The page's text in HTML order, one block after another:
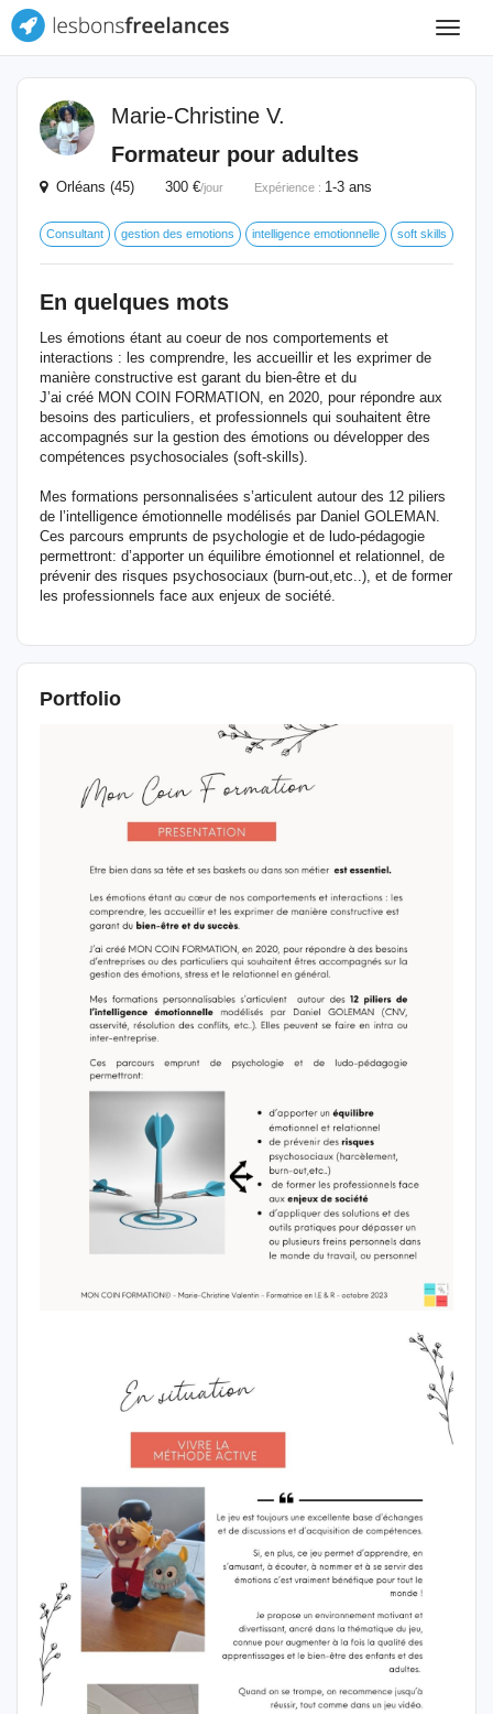
Toggle
Marie-Christine V.
Formateur pour adultes
Orléans (45) 300 €/jour Expérience : 1-3 ans
Consultant gestion des emotions intelligence emotionnelle soft skills
En quelques mots
Les émotions étant au coeur de nos comportements et
interactions : les comprendre, les accueillir et les exprimer de
manière constructive est garant du bien-être et du
J’ai créé MON COIN FORMATION, en 2020, pour répondre aux
besoins des particuliers, et professionnels qui souhaitent être
accompagnés sur la gestion des émotions ou développer des
compétences psychosociales (soft-skills).
Mes formations personnalisées s’articulent autour des 12 piliers
de l’intelligence émotionnelle modélisés par Daniel GOLEMAN.
Ces parcours emprunts de psychologie et de ludo-pédagogie
permettront: d’apporter un équilibre émotionnel et relationnel, de
prévenir des risques psychosociaux (burn-out,etc..), et de former
les professionnels face aux enjeux de société.
Portfolio